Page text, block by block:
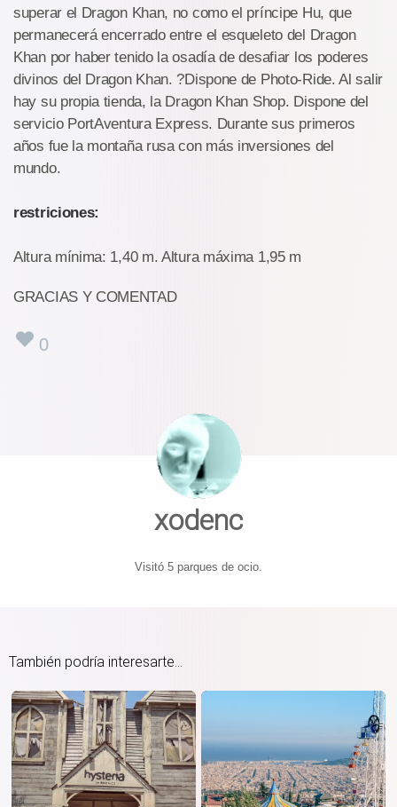
superar el Dragon Khan, no como el príncipe Hu, que
permanecerá encerrado entre el esqueleto del Dragon
Khan por haber tenido la osadía de desafiar los poderes
divinos del Dragon Khan. ?Dispone de Photo-Ride. Al salir
hay su propia tienda, la Dragon Khan Shop. Dispone del
servicio PortAventura Express. Durante sus primeros
años fue la montaña rusa con más inversiones del
mundo.
restriciones:
Altura mínima: 1,40 m. Altura máxima 1,95 m
GRACIAS Y COMENTAD
0
xodenc
Visitó 5 parques de ocio.
También podría interesarte...